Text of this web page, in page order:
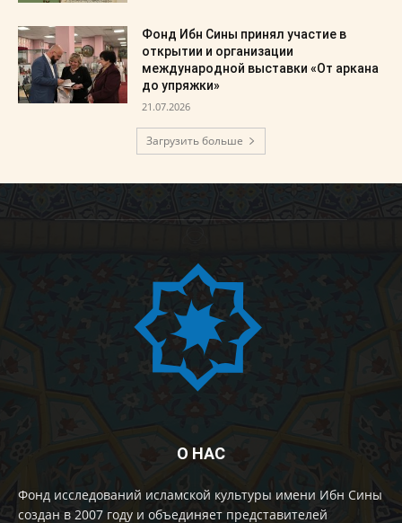
Фонд Ибн Сины принял участие в
открытии и организации
международной выставки «От аркана
до упряжки»
21.07.2026
Загрузить больше
О НАС
Фонд исследований исламской культуры имени Ибн Сины
создан в 2007 году и объединяет представителей